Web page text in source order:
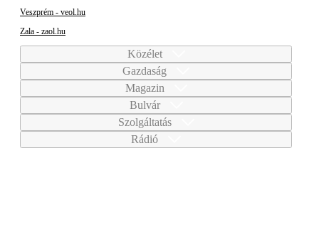
Veszprém - veol.hu
Zala - zaol.hu
Közélet
Gazdaság
Magazin
Bulvár
Szolgáltatás
Rádió